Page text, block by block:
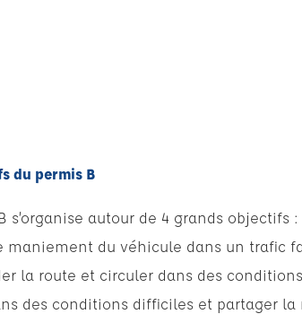
du permis B
s’organise autour de 4 grands objectifs :
maniement du véhicule dans un trafic
la route et circuler dans des
des conditions difficiles et partager la